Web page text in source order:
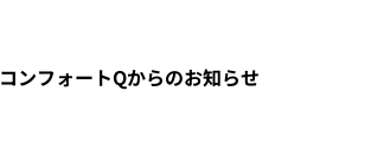
コンフォートQからのお知らせ